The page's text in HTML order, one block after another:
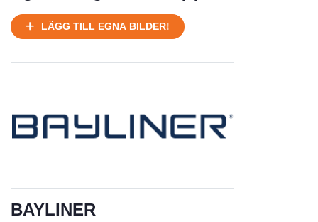
Under normalt skick, kan kräva reparation
LÄGG TILL EGNA BILDER!
BAYLINER